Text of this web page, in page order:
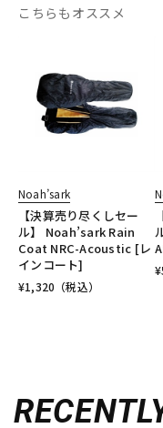
こちらもオススメ
Noah’sark
【決算売り尽くしセー
ル】 Noah’sark Rain
Coat NRC-Acoustic [レ
インコート]
¥1,320 （税込）
¥